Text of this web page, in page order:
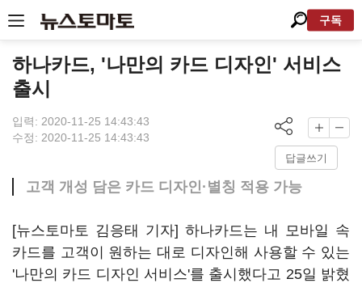
구독
하나카드, '나만의 카드 디자인' 서비스
출시
입력: 2020-11-25 14:43:43
수정: 2020-11-25 14:43:43
답글쓰기
고객 개성 담은 카드 디자인·별칭 적용 가능
[뉴스토마토 김응태 기자] 하나카드는 내 모바일 속
카드를 고객이 원하는 대로 디자인해 사용할 수 있는
'나만의 카드 디자인 서비스'를 출시했다고 25일 밝혔